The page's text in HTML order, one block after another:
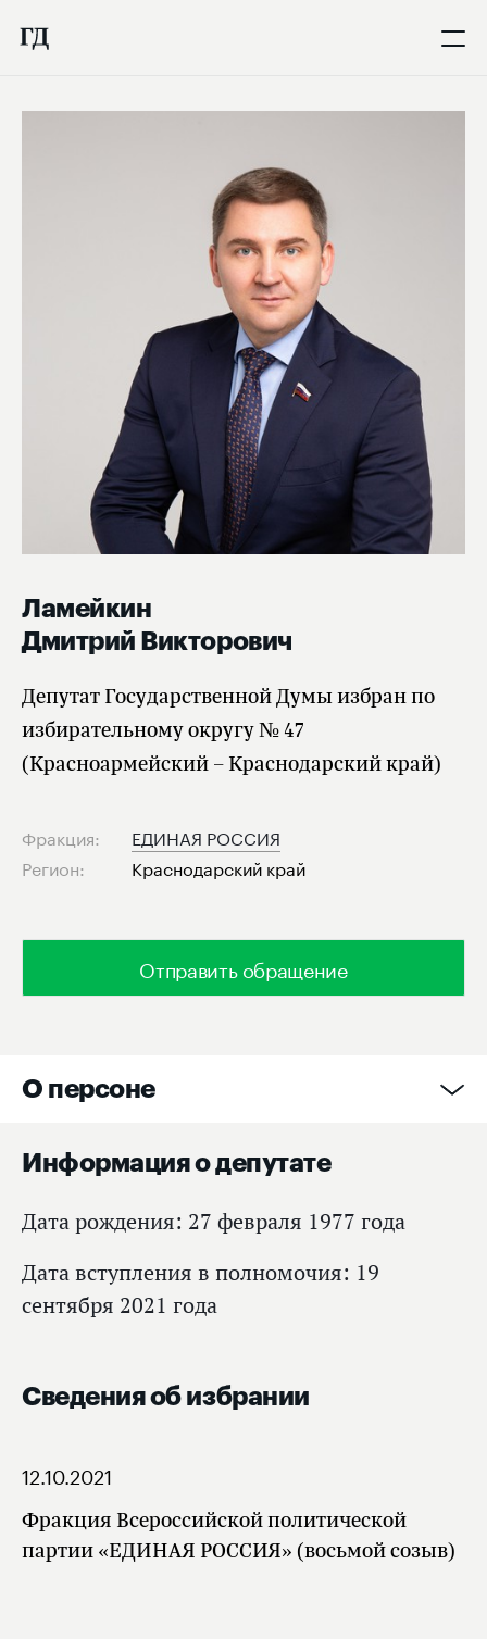
Ламейкин
Дмитрий Викторович
Депутат Государственной Думы избран по
избирательному округу № 47
(Красноармейский – Краснодарский край)
Отправить обращение
Фракция:
ЕДИНАЯ РОССИЯ
Регион:
Краснодарский край
О персоне
Информация о депутате
Дата рождения: 27 февраля 1977 года
Дата вступления в полномочия: 19
сентября 2021 года
Сведения об избрании
12.10.2021
Фракция Всероссийской политической
партии «ЕДИНАЯ РОССИЯ» (восьмой созыв)